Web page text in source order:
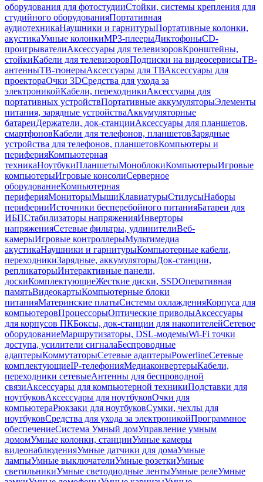
оборудования для фотостудииСтойки, системы крепления для
студийного оборудованияПортативная
аудиотехникаНаушники и гарнитурыПортативные колонки,
акустикаУмные колонкиMP3-плеерыДиктофоныCD-
проигрывателиАксессуары для телевизоровКронштейны,
стойкиКабели для телевизоровПодписки на видеосервисыТВ-
антенныТВ-тюнерыАксессуары для ТВАксессуары для
проектораОчки 3DСредства для ухода за
электроникойКабели, переходникиАксессуары для
портативных устройствПортативные аккумуляторыЭлементы
питания, зарядные устройстваАккумуляторные
батареиДержатели, док-станцииАксессуары для планшетов,
смартфоновКабели для телефонов, планшетовЗарядные
устройства для телефонов, планшетовКомпьютеры и
периферияКомпьютерная
техникаНоутбукиПланшетыМоноблокиКомпьютерыИгровые
компьютерыИгровые консолиСерверное
оборудованиеКомпьютерная
периферияМониторыМышиКлавиатурыСтилусыНаборы
периферииИсточники бесперебойного питанияБатареи для
ИБПСтабилизаторы напряженияИнверторы
напряженияСетевые фильтры, удлинителиВеб-
камерыИгровые контроллерыМультимедиа
акустикаНаушники и гарнитурыКомпьютерные кабели,
переходникиЗарядные, аккумуляторыДок-станции,
репликаторыИнтерактивные панели,
доскиКомплектующиеЖесткие диски, SSDОперативная
памятьВидеокартыКомпьютерные блоки
питанияМатеринские платыСистемы охлажденияКорпуса для
компьютеровПроцессорыОптические приводыАксессуары
для корпусов ПКБоксы, док-станции для накопителейСетевое
оборудованиеМаршрутизаторы, DSL-модемыWi-Fi точки
доступа, усилители сигналаБеспроводные
адаптерыКоммутаторыСетевые адаптерыPowerlineСетевые
комплектующиеIP-телефонияМедиаконвертерыКабели,
переходники сетевыеАнтенны для беспроводной
связиАксессуары для компьютерной техникиПодставки для
ноутбуковАксессуары для ноутбуковОчки для
компьютераРюкзаки для ноутбуковСумки, чехлы для
ноутбуковСредства для ухода за электроникойПрограммное
обеспечениеСистема Умный домУправление умным
домомУмные колонки, станцииУмные камеры
видеонаблюденияУмные датчики для домаУмные
лампыУмные выключателиУмные розеткиУмные
светильникиУмные светодиодные лентыУмные релеУмные